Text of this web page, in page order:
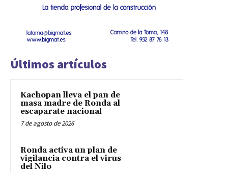
Últimos artículos
Kachopan lleva el pan de
masa madre de Ronda al
escaparate nacional
7 de agosto de 2026
Ronda activa un plan de
vigilancia contra el virus
del Nilo